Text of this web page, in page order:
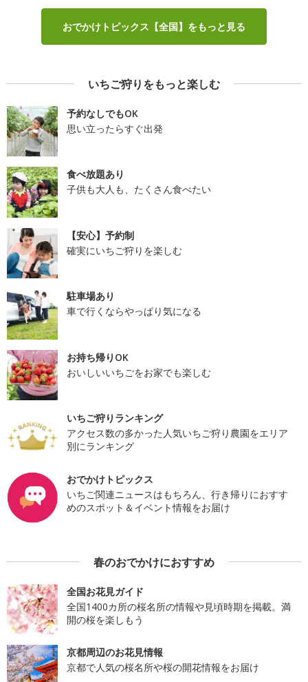
おでかけトピックス【全国】をもっと見る
いちご狩りをもっと楽しむ
予約なしでもOK
思い立ったらすぐ出発
食べ放題あり
子供も大人も、たくさん食べたい
【安心】予約制
確実にいちご狩りを楽しむ
駐車場あり
車で行くならやっぱり気になる
お持ち帰りOK
おいしいいちごをお家でも楽しむ
いちご狩りランキング
アクセス数の多かった人気いちご狩り農園をエリア
別にランキング
おでかけトピックス
いちご関連ニュースはもちろん、行き帰りにおすす
めのスポット＆イベント情報をお届け
春のおでかけにおすすめ
全国お花見ガイド
全国1400カ所の桜名所の情報や見頃時期を掲載。満
開の桜を楽しもう
京都周辺のお花見情報
京都で人気の桜名所や桜の開花情報をお届け